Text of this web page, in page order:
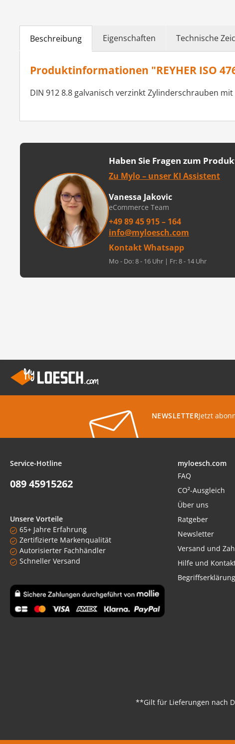
Beschreibung Eigenschaften Technische
Produktinformationen "REYHER ISO
DIN 912 8.8 galvanisch verzinkt Zylinderschrauben mit
Haben Sie Fragen zum
Zu Mylo – unser KI Assistent
Vanessa Jakovic
eCommerce Team
+49 89 45 915 – 164
info@myloesch.com
Kontakt Whatsapp
Mo - Do: 8 - 16 Uhr | Fr: 8 - 14 Uhr
NEWSLETTERJetzt
Service-Hotline
089 45915262
Unsere Vorteile
65+ Jahre Erfahrung
Zertifizierte Markenqualität
Autorisierter Fachhändler
Schneller Versand
myloesch.com
FAQ
CO²-Ausgleich
Über uns
Ratgeber
Newsletter
Versand und
Hilfe und
Begriffserklärung
**Gilt für Lieferungen nach